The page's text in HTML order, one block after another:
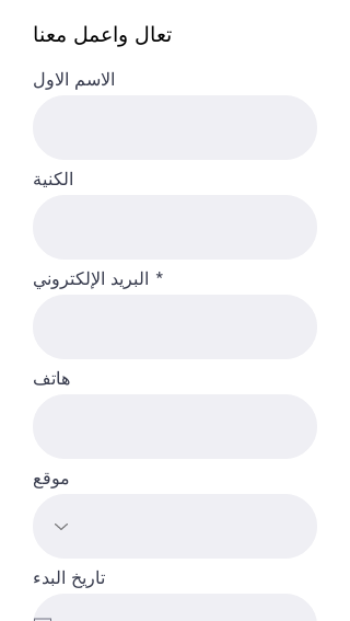
تعال واعمل معنا
الاسم الاول
الكنية
البريد الإلكتروني
هاتف
موقع
تاريخ البدء